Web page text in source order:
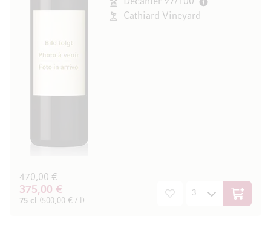
Cathiard Vineyard
375,00 €
470,00 €
75 cl (500,00 € / l) In den